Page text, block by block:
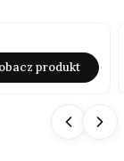
produkt